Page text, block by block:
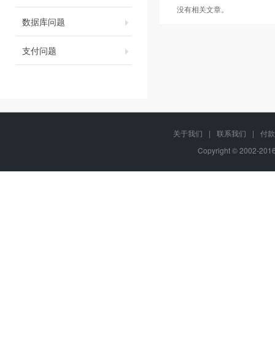
数据库问题
支付问题
没有相关文章。
关于我们 | 联系我们 |
付
Copyright © 2002-